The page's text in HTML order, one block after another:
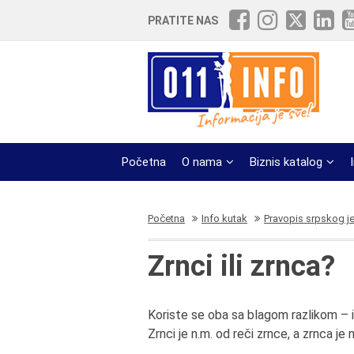
PRATITE NAS
Početna O nama Biznis katalog
Početna Info kutak Pravopis srpskog
Zrnci ili zrnca?
Koriste se oba sa blagom razlikom –
Zrnci je n.m. od reči zrnce, a zrnca je